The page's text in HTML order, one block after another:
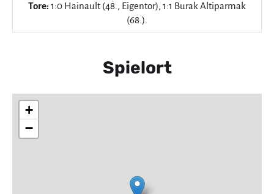
Tore: 1:0 Hainault (48., Eigentor), 1:1 Burak Altiparmak
(68.).
Spielort
+
−